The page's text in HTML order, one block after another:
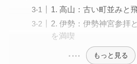
1. 高山：古い町並みと
2. 伊勢：伊勢神宮参拝
を満喫
もっと見る